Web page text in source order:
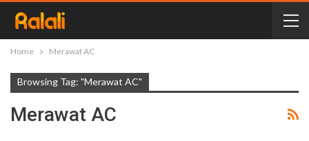
Home Merawat AC
Browsing Tag: "Merawat AC"
Merawat AC